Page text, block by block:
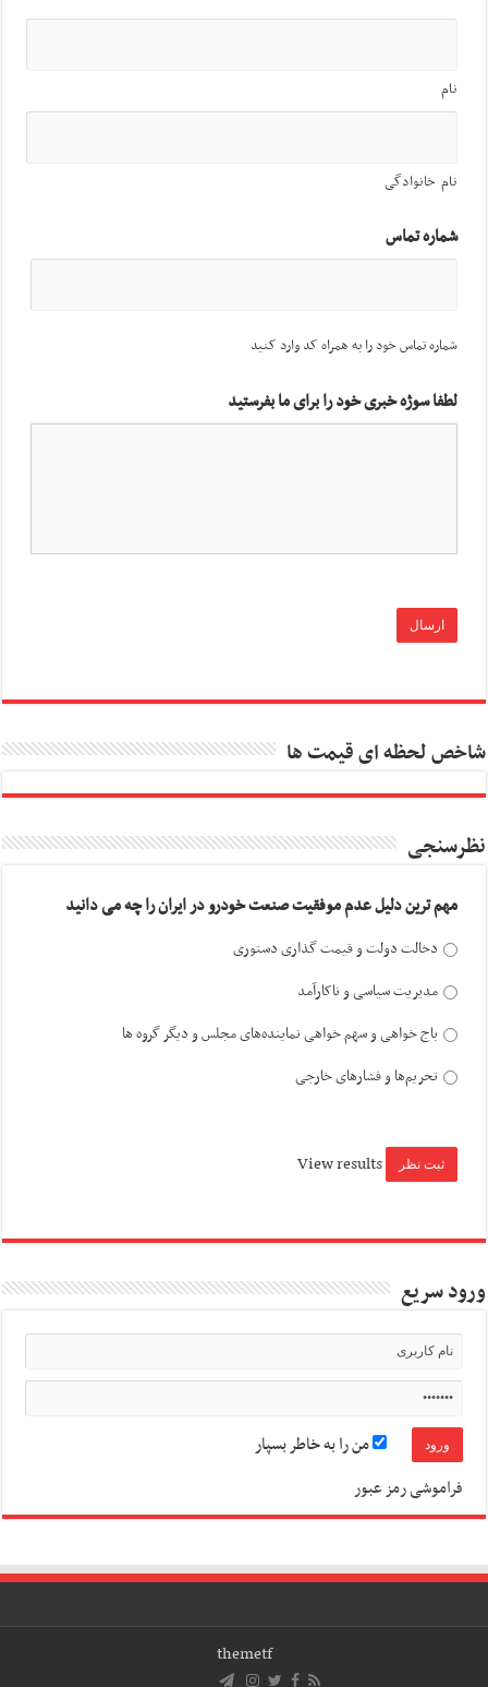
نام
نام خانوادگی
شماره تماس
شماره تماس خود را به همراه کد وارد کنید
لطفا سوژه خبری خود را برای ما بفرستید
شاخص لحظه ای قیمت ها
نظرسنجی
مهم ترین دلیل عدم موفقیت صنعت خودرو در ایران را چه می دانید
دخالت دولت و قیمت گذاری دستوری
مدیریت سیاسی و ناکارآمد
باج خواهی و سهم خواهی نماینده‌های مجلس و دیگر گروه ها
تحریم‌ها و فشارهای خارجی
View results
ورود سریع
من را به خاطر بسپار
فراموشی رمز عبور
themetf